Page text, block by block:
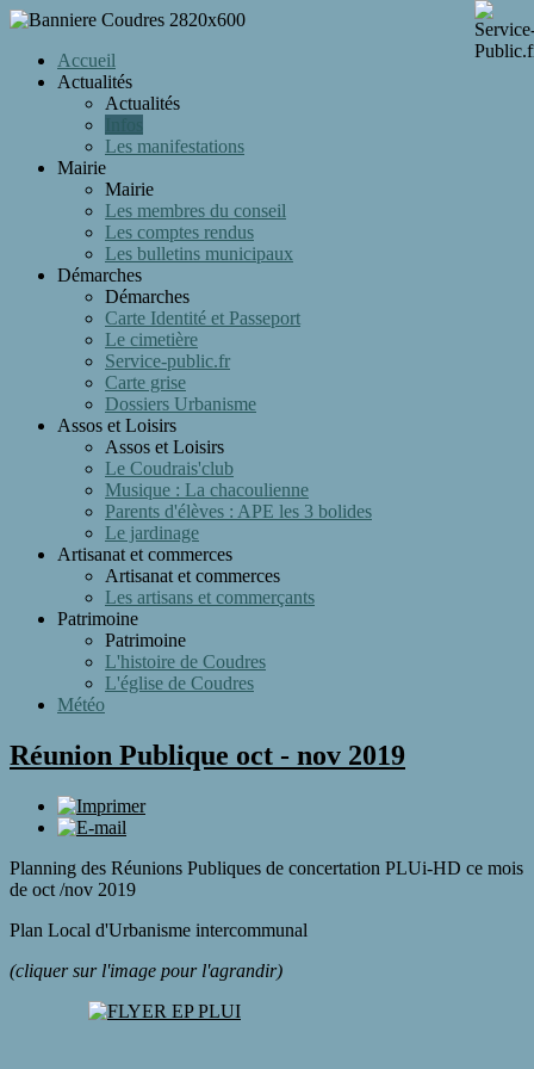
Accueil
Actualités
Actualités
Les manifestations
Mairie
Mairie
Les membres du conseil
Les comptes rendus
Les bulletins municipaux
Démarches
Démarches
Carte Identité et Passeport
Le cimetière
Service-public.fr
Carte grise
Dossiers Urbanisme
Assos et Loisirs
Assos et Loisirs
Le Coudrais'club
Musique : La chacoulienne
Parents d'élèves : APE les 3 bolides
Le jardinage
Artisanat et commerces
Artisanat et commerces
Les artisans et commerçants
Patrimoine
Patrimoine
L'histoire de Coudres
L'église de Coudres
Météo
Réunion Publique oct - nov 2019
Planning des Réunions Publiques de concertation PLUi-HD ce mois
de oct /nov 2019
Plan Local d'Urbanisme intercommunal
(cliquer sur l'image pour l'agrandir)